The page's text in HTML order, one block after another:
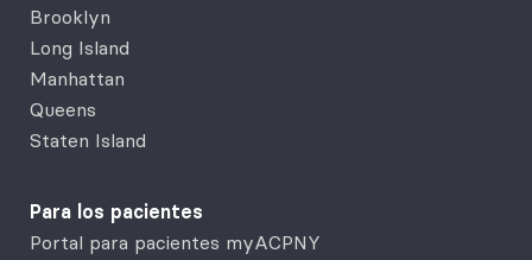
Brooklyn
Long Island
Manhattan
Queens
Staten Island
Para los pacientes
Portal para pacientes myACPNY